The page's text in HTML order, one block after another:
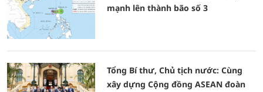
mạnh lên thành bão số 3
Tổng Bí thư, Chủ tịch nước: Cùng
xây dựng Cộng đồng ASEAN đoàn